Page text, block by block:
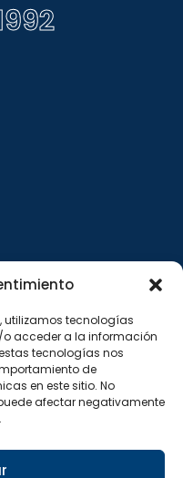
utilizamos tecnologías
acceder a la información
tecnologías nos
de
en este sitio. No
afectar negativamente